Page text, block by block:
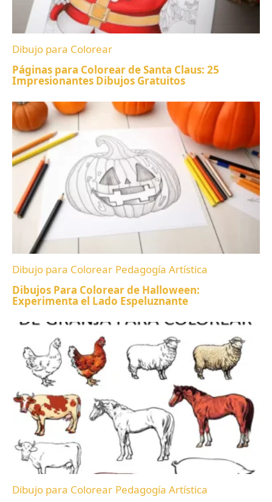
Dibujo para Colorear
Páginas para Colorear de Santa Claus: 25
Impresionantes Dibujos Gratuitos
Dibujo para Colorear Pedagogía Artística
Dibujos Para Colorear de Halloween:
Experimenta el Lado Espeluznante
Dibujo para Colorear Pedagogía Artística